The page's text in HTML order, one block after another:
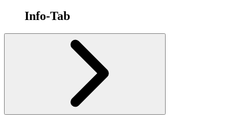
Info-Tab